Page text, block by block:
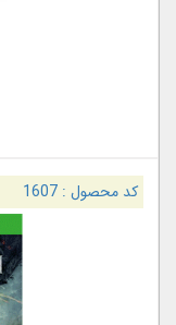
کد محصول :1607